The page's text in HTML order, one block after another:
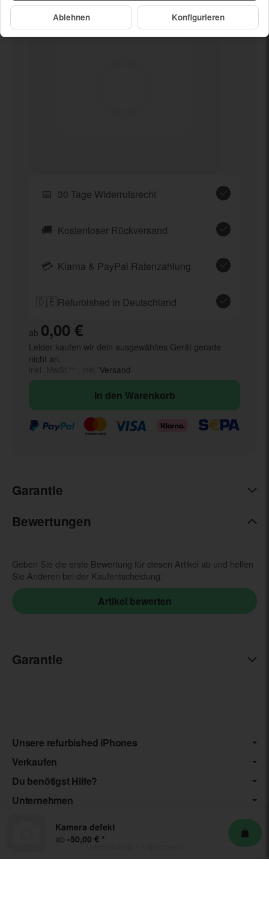
📅 30 Tage Widerrufsrecht
🚚 Kostenloser Rückversand
💳 Klarna & PayPal Ratenzahlung
🇩🇪Refurbished in Deutschland
ab 0,00 €
Leider kaufen wir dein ausgewähltes Gerät gerade
nicht an.
Versand
In den Warenkorb
Kamera defekt
ab -50,00 € *
Garantie
Bewertungen
Geben Sie die erste Bewertung für diesen Artikel ab und helfen
Sie Anderen bei der Kaufentscheidung:
Garantie
Unsere refurbished iPhones
Verkaufen
Du benötigst Hilfe?
Unternehmen
Datenschutz
Ablehnen Konfigurieren